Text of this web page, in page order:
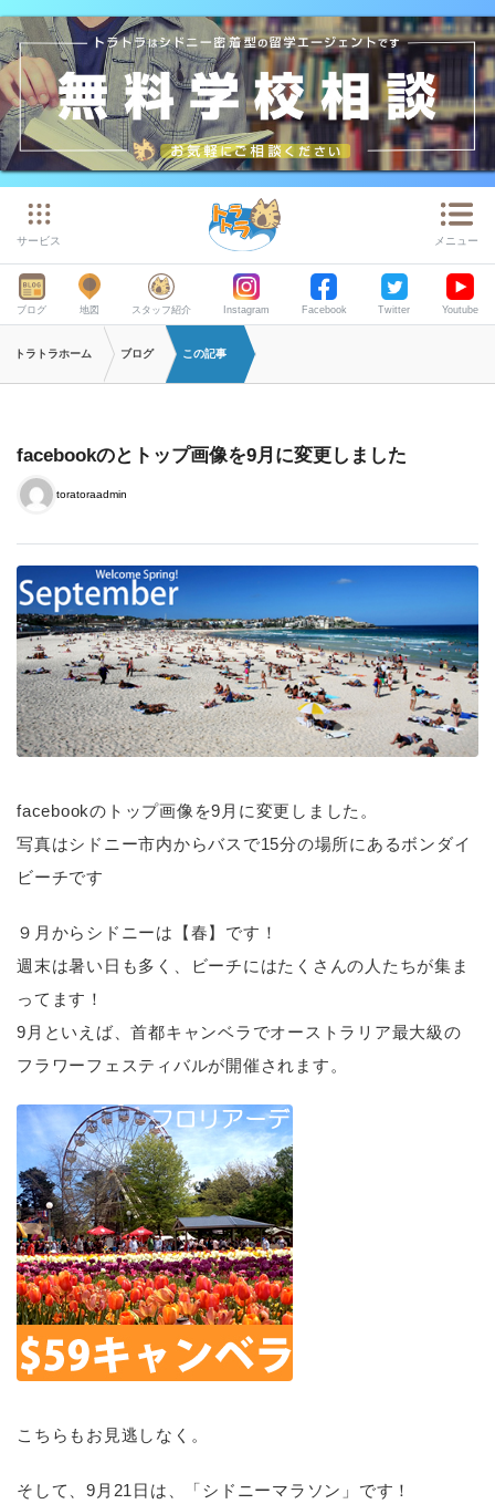
サービス メニュー
ブログ 地図 スタッフ紹介 Instagram Facebook Twitter Youtube
トラトラホーム ブログ この記事
facebookのとトップ画像を9月に変更しました
toratoraadmin
facebookのトップ画像を9月に変更しました。
写真はシドニー市内からバスで15分の場所にあるボンダイ
ビーチです
９月からシドニーは【春】です！
週末は暑い日も多く、ビーチにはたくさんの人たちが集ま
ってます！
9月といえば、首都キャンベラでオーストラリア最大級の
フラワーフェスティバルが開催されます。
こちらもお見逃しなく。
そして、9月21日は、「シドニーマラソン」です！